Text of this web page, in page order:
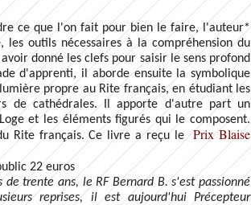
ce que l'on fait pour bien le faire, l'auteur*
les outils nécessaires à la compréhension du
donné les clefs pour saisir le sens profond
d'apprenti, il aborde ensuite la symbolique
propre au Rite français, en étudiant les
de cathédrales. Il apporte d'autre part un
et les éléments figurés qui le composent.
Rite français. Ce livre a reçu lePrix Blaise
22 euros
trente ans, le RF Bernard B. s'est passionné
reprises, il est aujourd'hui Précepteur